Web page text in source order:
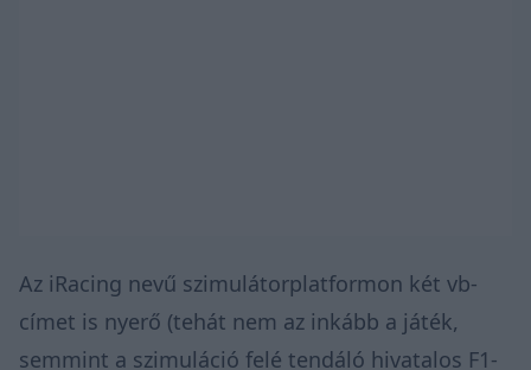
Az iRacing nevű szimulátorplatformon két vb-
címet is nyerő (tehát nem az inkább a játék,
semmint a szimuláció felé tendáló hivatalos F1-